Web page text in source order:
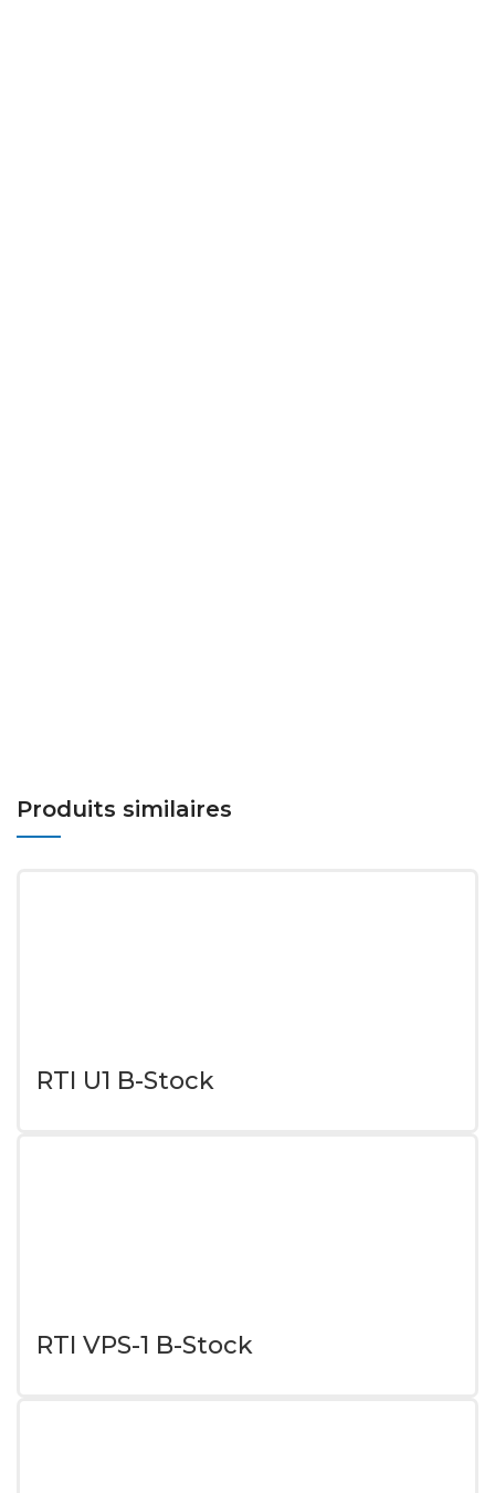
Produits similaires
RTI U1 B-Stock
RTI VPS-1 B-Stock